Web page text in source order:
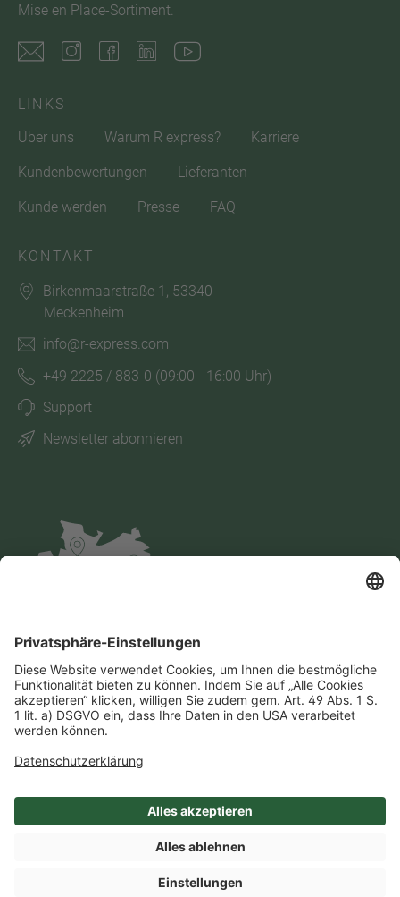
Mise en Place-Sortiment.
LINKS
Über uns
Warum R express? Karriere
Kundenbewertungen Lieferanten
Kunde werden Presse FAQ
KONTAKT
Birkenmaarstraße 1, 53340
Meckenheim
info@r-express.com
+49 2225 / 883-0 (09:00 - 16:00 Uhr)
Support
Newsletter abonnieren
Impressum Datenschutz
AGB
Cookie-Einstellungen
Compliance